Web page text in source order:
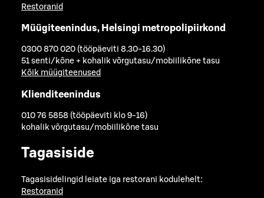
Restoranid
Müügiteenindus, Helsingi metropolipiirkond
0300 870 020 (tööpäeviti 8.30-16.30)
51 senti/kõne + kohalik võrgutasu/mobiilikõne tasu
Kõik müügiteenused
Klienditeenindus
010 76 5858 (tööpäeviti klo 9-16)
kohalik võrgutasu/mobiilikõne tasu
Tagasiside
Tagasisidelingid leiate iga restorani kodulehelt:
Restoranid